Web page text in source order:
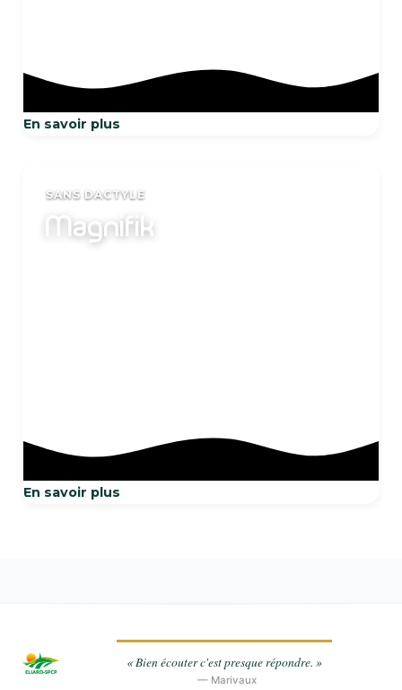
En savoir plus
SANS DACTYLE
Magnifik
En savoir plus
« Bien écouter c'est presque répondre. »
— Marivaux